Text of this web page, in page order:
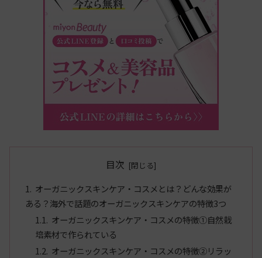
目次
オーガニックスキンケア・コスメとは？どんな効果が
ある？海外で話題のオーガニックスキンケアの特徴3つ
オーガニックスキンケア・コスメの特徴①自然栽
培素材で作られている
オーガニックスキンケア・コスメの特徴②リラッ